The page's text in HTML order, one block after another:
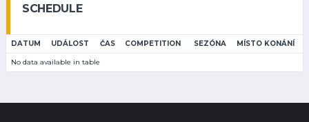
SCHEDULE
DATUM UDÁLOST ČAS COMPETITION SEZÓNA MÍSTO KONÁNÍ
No data available in table